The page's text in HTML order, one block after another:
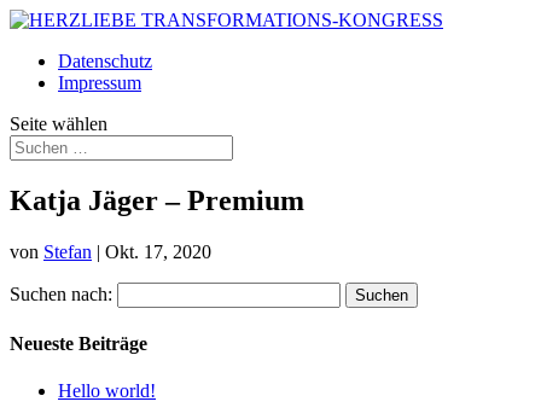
Datenschutz
Impressum
Seite wählen
Katja Jäger – Premium
von Stefan | Okt. 17, 2020
Suchen nach:
Neueste Beiträge
Hello world!